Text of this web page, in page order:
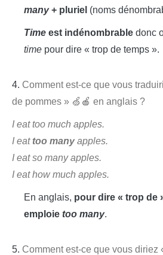
many+ pluriel (noms
Time est indénombrable donc
time pour dire « trop de temps ».
4. Comment est-ce que vous
de pommes » 🍏🍎 en anglais ?
I eat too much apples.
I eat too manyapples.
I eat so many apples.
I eat how much apples.
En anglais, pour dire « trop de
emploie too many.
5. Comment est-ce que vous diriez